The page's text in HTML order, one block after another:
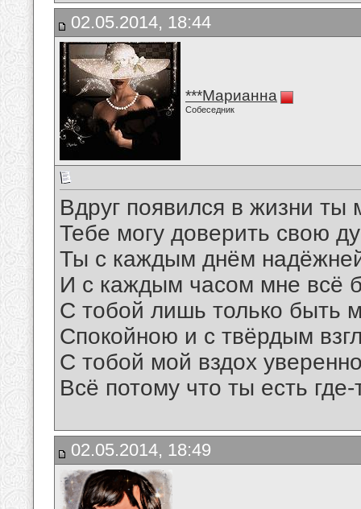
02.05.2014, 18:44
***Марианна
Собеседник
Вдруг появился в жизни ты
Тебе могу доверить свою
Ты с каждым днём
И с каждым часом мне всё
С тобой лишь только быть
Спокойною и с твёрдым
С тобой мой вздох
Всё потому что ты есть
02.05.2014, 18:49